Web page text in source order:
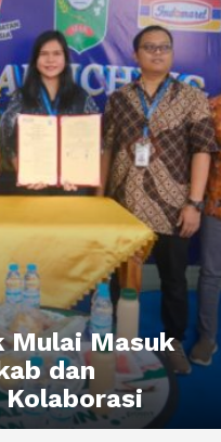
Mulai Masuk
dan